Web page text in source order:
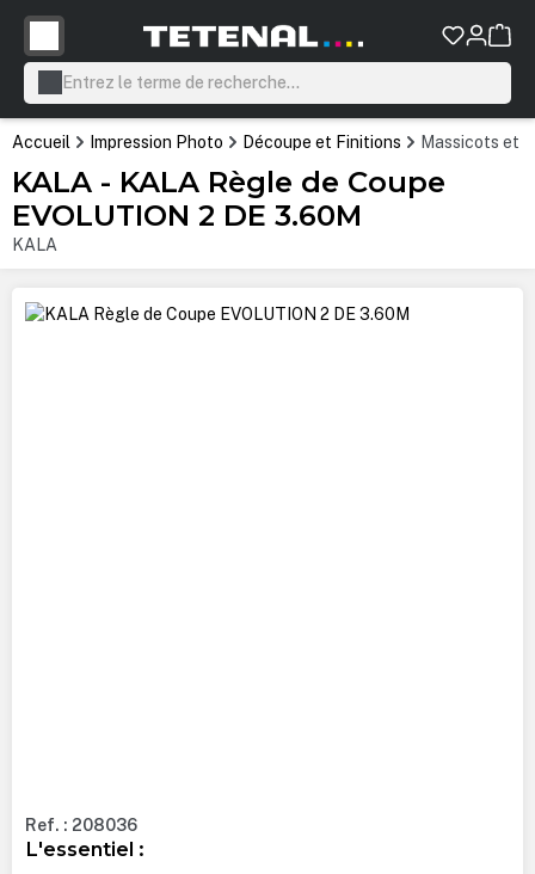
principal
Accueil Impression Photo Découpe et Finitions Massicots et
KALA - KALA Règle de Coupe
EVOLUTION 2 DE 3.60M
KALA
Ignorer la galerie d'images
Ref. : 208036
L'essentiel :